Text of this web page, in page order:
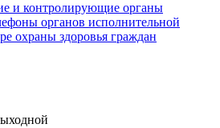
и контролирующие органы
органов исполнительной
охраны здоровья граждан